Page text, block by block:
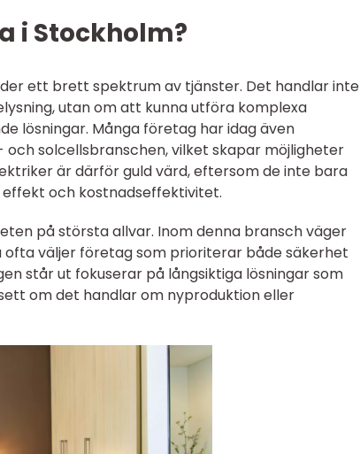
i Stockholm?
ett brett spektrum av tjänster. Det handlar inte
utan om att kunna utföra komplexa
lösningar. Många företag har idag även
solcellsbranschen, vilket skapar möjligheter
är därför guld värd, eftersom de inte bara
och kostnadseffektivitet.
på största allvar. Inom denna bransch väger
väljer företag som prioriterar både säkerhet
står ut fokuserar på långsiktiga lösningar som
om det handlar om nyproduktion eller